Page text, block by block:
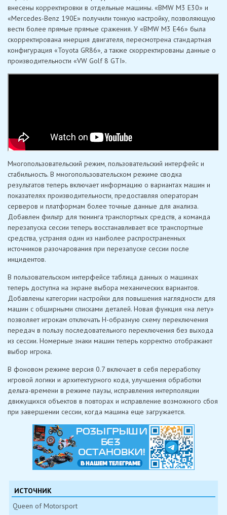
внесены корректировки в отдельные машины. «BMW M3 E30» и
«Mercedes-Benz 190E» получили тонкую настройку, позволяющую
вести более прямые прямые сражения. У «BMW M3 E46» была
скорректирована инерция двигателя, пересмотрена стандартная
конфигурация «Toyota GR86», а также скорректированы данные о
производительности «VW Golf 8 GTI».
Многопользовательский режим, пользовательский интерфейс и
стабильность. В многопользовательском режиме сводка
результатов теперь включает информацию о вариантах машин и
показателях производительности, предоставляя операторам
серверов и платформам более точные данные для анализа.
Добавлен фильтр для тюнинга транспортных средств, а команда
перезапуска сессии теперь восстанавливает все транспортные
средства, устраняя один из наиболее распространенных
источников разочарования при перезапуске сессии после
инцидентов.
В пользовательском интерфейсе таблица данных о машинах
теперь доступна на экране выбора механических вариантов.
Добавлены категории настройки для повышения наглядности для
машин с обширными списками деталей. Новая функция «на лету»
позволяет игрокам отключать H-образную схему переключения
передач в пользу последовательного переключения без выхода
из сессии. Номерные знаки машин теперь корректно отображают
выбор игрока.
В фоновом режиме версия 0.7 включает в себя переработку
игровой логики и архитектурного кода, улучшения обработки
дельта-времени в режиме паузы, исправления интерполяции
движущихся объектов в повторах и исправление возможного сбоя
при завершении сессии, когда машина еще загружается.
ИСТОЧНИК
Queen of Motorsport